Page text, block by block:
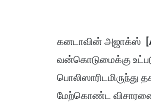
கனடாவின் அஜாக்ஸ்
வன்கொடுமைக்கு
மேற்கொண்ட